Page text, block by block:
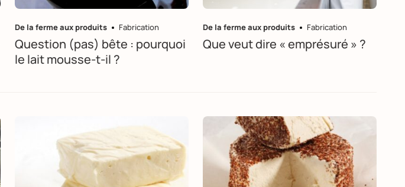
De la ferme aux produits Fabrication
Question (pas) bête : pourquoi
le lait mousse-t-il ?
De la ferme aux produits Fabrication
Que veut dire « emprésuré » ?